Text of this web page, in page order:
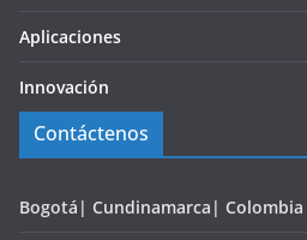
Aplicaciones
Innovación
Contáctenos
Bogotá| Cundinamarca| Colombia